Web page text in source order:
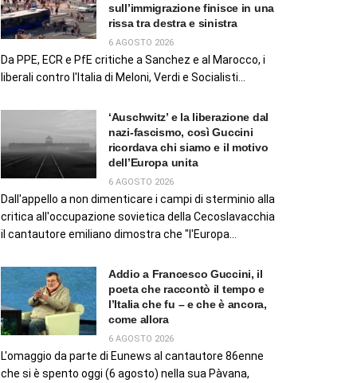
sull’immigrazione finisce in una
rissa tra destra e sinistra
6 AGOSTO 2026
Da PPE, ECR e PfE critiche a Sanchez e al Marocco, i
liberali contro l'Italia di Meloni, Verdi e Socialisti...
‘Auschwitz’ e la liberazione dal
nazi-fascismo, così Guccini
ricordava chi siamo e il motivo
dell’Europa unita
6 AGOSTO 2026
Dall'appello a non dimenticare i campi di sterminio alla
critica all'occupazione sovietica della Cecoslavacchia
il cantautore emiliano dimostra che "l'Europa...
Addio a Francesco Guccini, il
poeta che raccontò il tempo e
l’Italia che fu – e che è ancora,
come allora
6 AGOSTO 2026
L'omaggio da parte di Eunews al cantautore 86enne
che si è spento oggi (6 agosto) nella sua Pàvana,